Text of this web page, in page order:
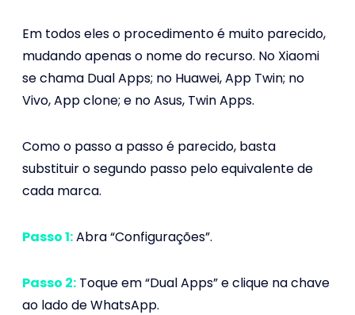
Em todos eles o procedimento é muito parecido,
mudando apenas o nome do recurso. No Xiaomi
se chama Dual Apps; no Huawei, App Twin; no
Vivo, App clone; e no Asus, Twin Apps.
Como o passo a passo é parecido, basta
substituir o segundo passo pelo equivalente de
cada marca.
Passo 1:Abra “Configurações”.
Passo 2: Toque em “Dual Apps” e clique na chave
ao lado de WhatsApp.